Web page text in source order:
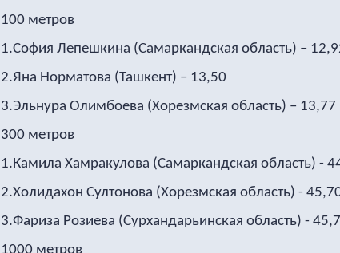
100 метров
1.София Лепешкина (Самаркандская область) –
2.Яна Норматова (Ташкент) – 13,50
3.Эльнура Олимбоева (Хорезмская область) – 13,77
300 метров
1.Камила Хамракулова (Самаркандская область) -
2.Холидахон Султонова (Хорезмская область) -
3.Фариза Розиева (Сурхандарьинская область) -
1000 метров